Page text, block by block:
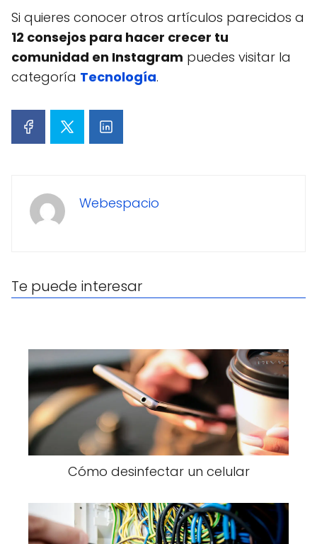
Si quieres conocer otros artículos parecidos a
12 consejos para hacer crecer tu
comunidad en Instagram puedes visitar la
categoría Tecnología.
Webespacio
Te puede interesar
Cómo desinfectar un celular